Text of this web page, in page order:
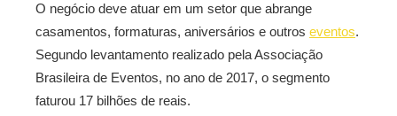
O negócio deve atuar em um setor que abrange
casamentos, formaturas, aniversários e outros eventos.
Segundo levantamento realizado pela Associação
Brasileira de Eventos, no ano de 2017, o segmento
faturou 17 bilhões de reais.